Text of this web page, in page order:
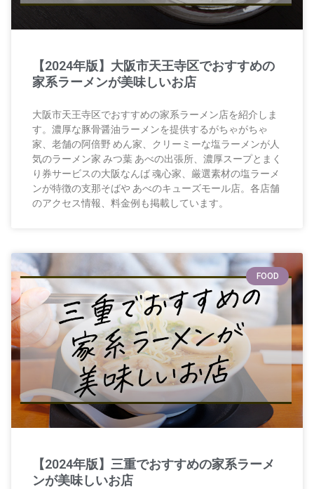
【2024年版】大阪市天王寺区でおすすめの
家系ラーメンが美味しいお店
大阪市天王寺区でおすすめの家系ラーメン店を紹介しま
す。濃厚な豚骨醤油ラーメンを提供するがちゃがちゃ
家、老舗の阿倍野 めん家、クリーミーな塩ラーメンが人
気のラーメン家 みつ葉 あべの出張所、濃厚スープとまく
り券サービスの大阪なんば 魂心家、厳選素材の塩ラーメ
ンが特徴の支那そばや あべのキューズモール店。各店舗
のアクセス情報、料金例も掲載しています。
FOOD
【2024年版】三重でおすすめの家系ラーメ
ンが美味しいお店